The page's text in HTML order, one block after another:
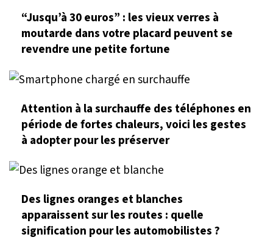
“Jusqu’à 30 euros” : les vieux verres à
moutarde dans votre placard peuvent se
revendre une petite fortune
Attention à la surchauffe des téléphones en
période de fortes chaleurs, voici les gestes
à adopter pour les préserver
Des lignes oranges et blanches
apparaissent sur les routes : quelle
signification pour les automobilistes ?